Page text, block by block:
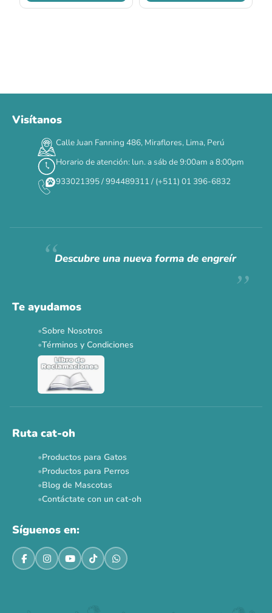
Visítanos
Calle Juan Fanning 486, Miraflores, Lima, Perú
Horario de atención: lun. a sáb de 9:00am a 8:00pm
933021395 / 994489311 / (+511) 01 396-6832
Descubre una nueva forma de engreír
Te ayudamos
Sobre Nosotros
Términos y Condiciones
Ruta cat-oh
Productos para Gatos
Productos para Perros
Blog de Mascotas
Contáctate con un cat-oh
Síguenos en: